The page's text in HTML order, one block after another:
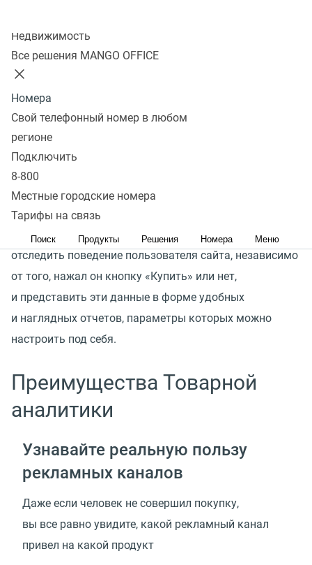
Недвижимость
Все решения MANGO OFFICE
Номера
Свой телефонный номер в любом
регионе
Подключить
8-800
Местные городские номера
Тарифы на связь
Поиск Продукты Решения Номера Меню
Все о поведении покупателя
на сайте
и развития является весь предшествующий путь
пользователя, то есть все пункты воронки продаж,
потому что эти сведения могут помочь повысить
показатели эффективности.
Товарная аналитика MANGO OFFICE помогает
отследить поведение пользователя сайта, независимо
от того, нажал он кнопку « Купить» или нет,
и представить эти данные в форме удобных
и наглядных отчетов, параметры которых можно
настроить под себя.
Преимущества Товарной
аналитики
Узнавайте реальную пользу
рекламных каналов
Даже если человек не совершил покупку,
вы все равно увидите, какой рекламный канал
привел на какой продукт